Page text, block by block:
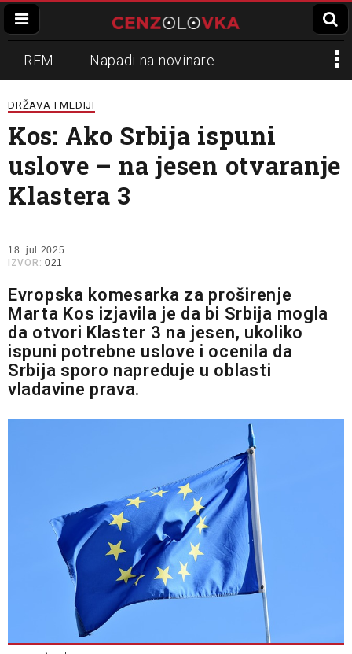
REM Napadi na novinare
Zvučni top
Propaganda Lokalni mediji
Informer Slavko Ćuruvija
DRŽAVA I MEDIJI
Kos: Ako Srbija ispuni
uslove – na jesen otvaranje
Klastera 3
18. jul 2025.
IZVOR: 021
Evropska komesarka za proširenje
Marta Kos izjavila je da bi Srbija mogla
da otvori Klaster 3 na jesen, ukoliko
ispuni potrebne uslove i ocenila da
Srbija sporo napreduje u oblasti
vladavine prava.